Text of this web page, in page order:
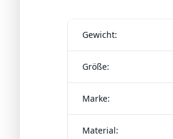
Gewicht:
Größe:
Marke:
Material: